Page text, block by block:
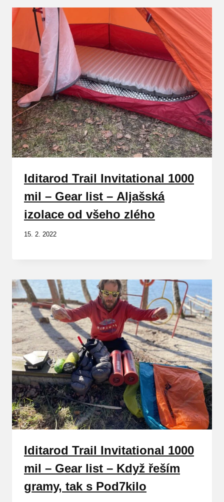
Iditarod Trail Invitational 1000
mil – Gear list – Aljašská
izolace od všeho zlého
15. 2. 2022
Iditarod Trail Invitational 1000
mil – Gear list – Když řeším
gramy, tak s Pod7kilo